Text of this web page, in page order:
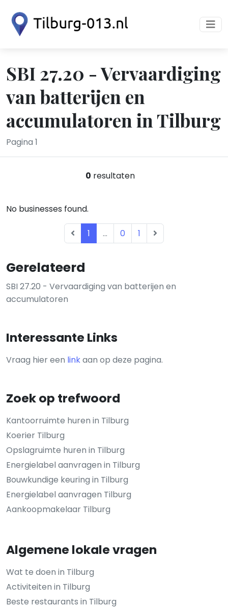
SBI 27.20 - Vervaardiging
van batterijen en
accumulatoren in Tilburg
Pagina 1
Gerelateerd
SBI 27.20 - Vervaardiging van batterijen en
accumulatoren
Interessante Links
Vraag hier een linkaan op deze pagina.
Zoek op trefwoord
Kantoorruimte huren in Tilburg
Koerier Tilburg
Opslagruimte huren in Tilburg
Energielabel aanvragen in Tilburg
Bouwkundige keuring in Tilburg
Energielabel aanvragen Tilburg
Aankoopmakelaar Tilburg
Algemene lokale vragen
Wat te doen in Tilburg
Activiteiten in Tilburg
Beste restaurants in Tilburg
0 resultaten
No businesses found.
1 ... 0 1